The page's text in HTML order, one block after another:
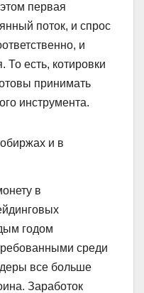
первая
поток, и спрос
и
То есть, котировки
принимать
инструмента.
и в
в
годом
среди
все больше
Заработок